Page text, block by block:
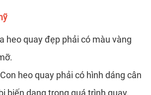
heo quay đẹp phải có màu vàng
Con heo quay phải có hình dáng cân
biến dạng trong quá trình quay.